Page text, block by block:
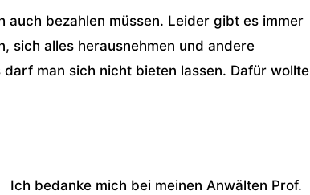
auch bezahlen müssen. Leider gibt es immer
sich alles herausnehmen und andere
man sich nicht bieten lassen. Dafür wollte
Ich bedanke mich bei meinen Anwälten Prof.